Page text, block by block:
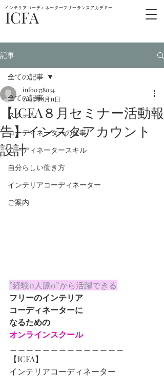
ICFA
インテリアコーディネーターフリーランスアカデミー
記事
全ての記事
スクール
コーディネーターの仕事
コーディネータースキル
自分らしい働き方
インテリアコーディネーター
ご案内
全ての記事
【ICFA８月セミナー活動報
告】インスタアカウント
設計
info0358034
2023年8月11日
”経験0人脈0”から活躍できる
フリーのインテリア
コーディネーターに
なるための
オンラインスクール
【ICFA】
インテリアコーディネーター